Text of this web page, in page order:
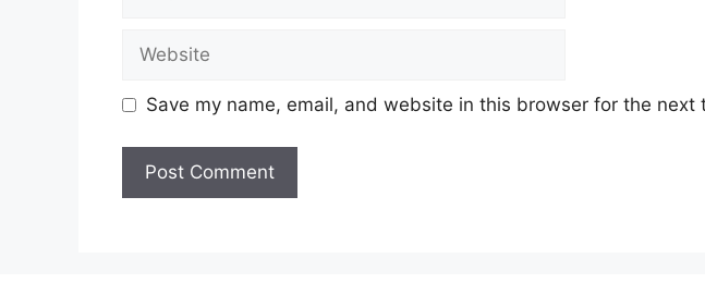
Save my name, email, and website in this browser for the next